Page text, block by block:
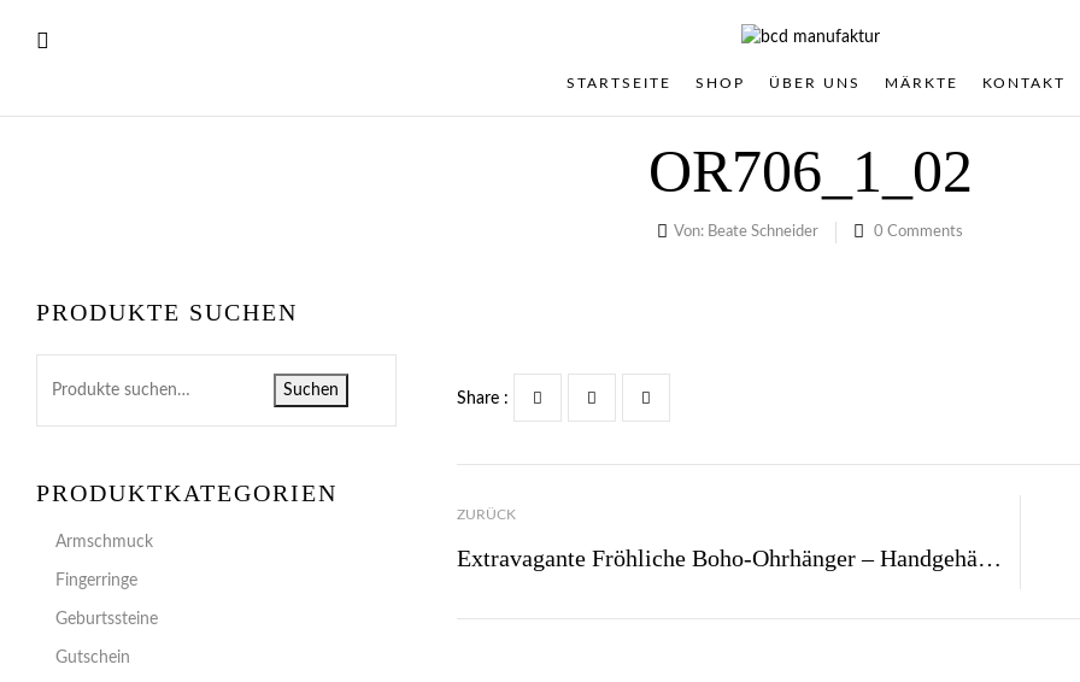
STARTSEITE SHOP ÜBER UNS MÄRKTE KONTAKT
OR706_1_02
Von: Beate Schneider 0 Comments
PRODUKTE SUCHEN
Suchen
PRODUKTKATEGORIEN
Armschmuck
Fingerringe
Geburtssteine
Gutschein
Share :
ZURÜCK
Extravagante Fröhliche Boho-Ohrhänger – Handgehäkelt Aus Draht Mit Edelstein-Chips